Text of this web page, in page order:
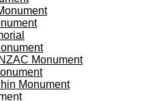
Monument
Monument